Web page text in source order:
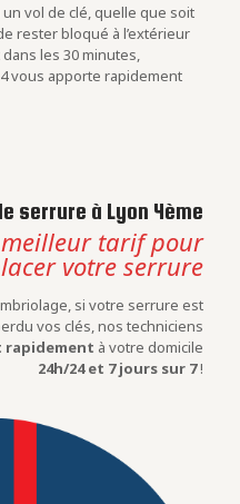
vol de clé, quelle que soit
rester bloqué à l’extérieur
les 30 minutes,
vous apporte rapidement
serrure à Lyon 4ème
tarif pour
votre serrure
si votre serrure est
vos clés, nos techniciens
à votre domicile
24h/24 et 7 jours sur 7!